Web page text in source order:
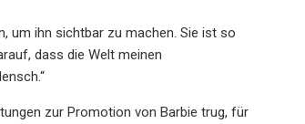
um ihn sichtbar zu machen. Sie ist so
dass die Welt meinen
zur Promotion von Barbie trug, für